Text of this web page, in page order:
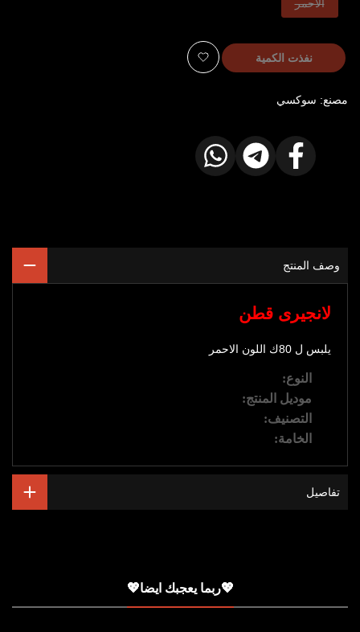
الخيار
الاحمر
نفذت الكمية
أضف
مصنع: سوكسي
شارك
على
شارك
على
شارك
على
وصف المنتج
لانجيرى قطن
يلبس ل 80ك اللون الاحمر
النوع:
موديل المنتج:
التصنيف:
الخامة:
تفاصيل
💖ربما يعجبك ايضا💖